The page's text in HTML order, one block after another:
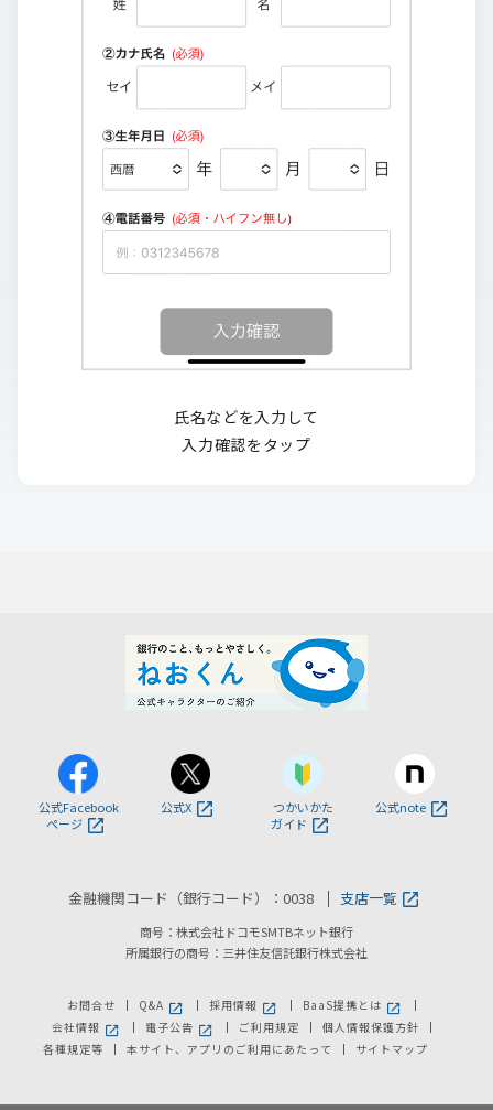
氏名などを入力して
入力確認をタップ
公式Facebook
ページ
公式X
つかいかた
ガイド
公式note
金融機関コード（銀行コード）：0038 支店一覧
商号：株式会社ドコモSMTBネット銀行
所属銀行の商号：三井住友信託銀行株式会社
お問合せ Q&A新しいウィンドウで開きます。
採用情報新しいウィンドウで開きます。
BaaS提携とは新しいウィンドウで
会社情報新しいウィンドウで開きます。
電子公告新しいウィンドウで開きます。
ご利用規定
個人情報保護方針
各種規定等
本サイト、アプリのご利用にあたって サイトマップ